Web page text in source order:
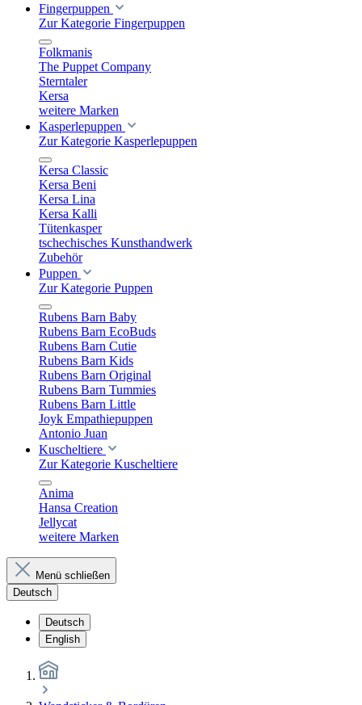
Fingerpuppen
Zur Kategorie Fingerpuppen
Folkmanis
The Puppet Company
Sterntaler
Kersa
weitere Marken
Kasperlepuppen
Zur Kategorie Kasperlepuppen
Kersa Classic
Kersa Beni
Kersa Lina
Kersa Kalli
Tütenkasper
tschechisches Kunsthandwerk
Zubehör
Puppen
Zur Kategorie Puppen
Rubens Barn Baby
Rubens Barn EcoBuds
Rubens Barn Cutie
Rubens Barn Kids
Rubens Barn Original
Rubens Barn Tummies
Rubens Barn Little
Joyk Empathiepuppen
Antonio Juan
Kuscheltiere
Zur Kategorie Kuscheltiere
Anima
Hansa Creation
Jellycat
weitere Marken
Menü schließen
Deutsch
Deutsch
English